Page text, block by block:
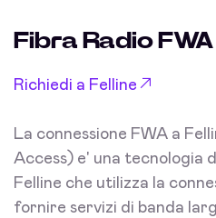
Fibra Radio
Richiedi a Felline
La connessione FWA a
Access) e' una tecnologia
Felline che utilizza la
fornire servizi di banda